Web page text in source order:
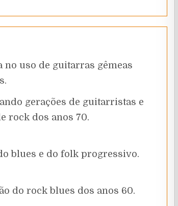
no uso de guitarras gêmeas
gerações de guitarristas e
rock dos anos 70.
blues e do folk progressivo.
do rock blues dos anos 60.